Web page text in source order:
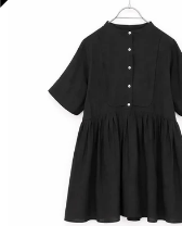
価
格